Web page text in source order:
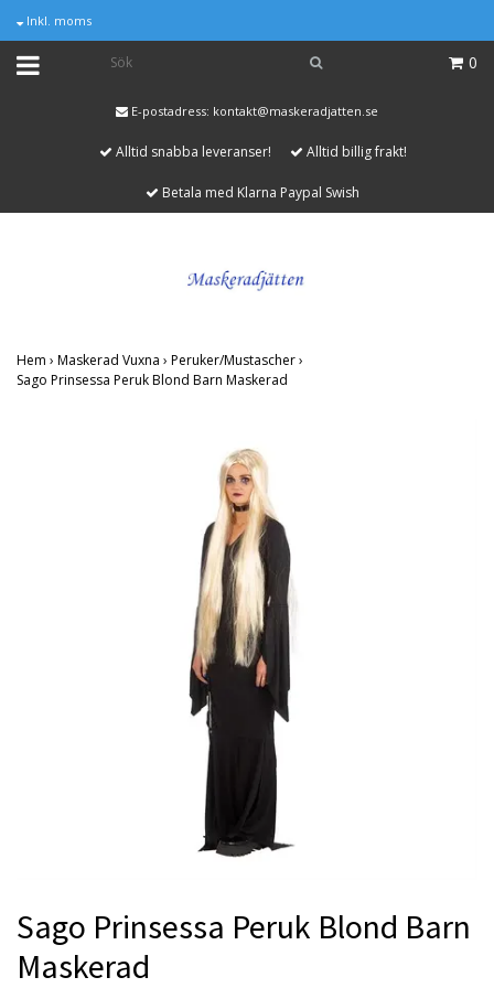
Inkl. moms
0
E-postadress: kontakt@maskeradjatten.se
Alltid snabba leveranser! Alltid billig frakt!
Betala med Klarna Paypal Swish
Hem › Maskerad Vuxna › Peruker/Mustascher›
Sago Prinsessa Peruk Blond Barn Maskerad
Sago Prinsessa Peruk Blond Barn
Maskerad